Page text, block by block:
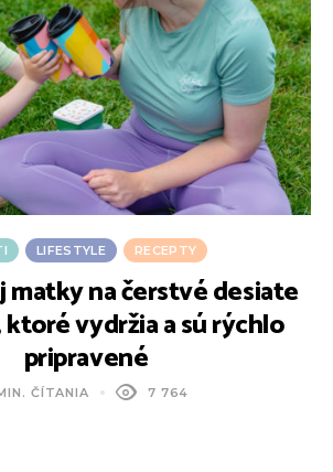
LIFESTYLE RECEPTY
matky na čerstvé desiate
ktoré vydržia a sú rýchlo
pripravené
ČÍTANIA 7 764